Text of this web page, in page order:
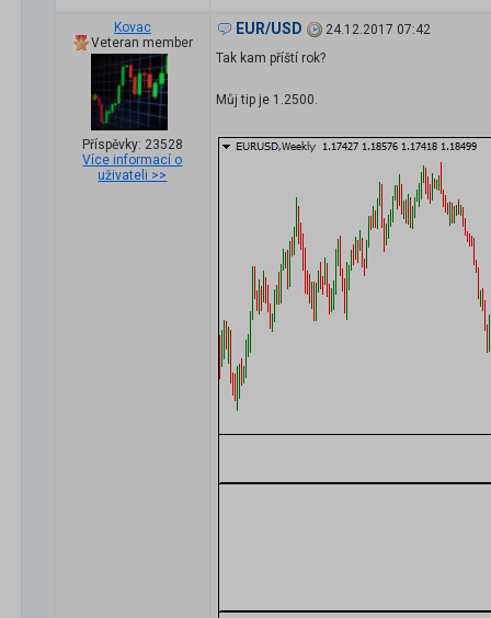
Kovac
Veteran member
Příspěvky: 23528
Více informací o
uživateli >>
EUR/USD
24.12.2017 07:42
Tak kam příští rok?
Můj tip je 1.2500.